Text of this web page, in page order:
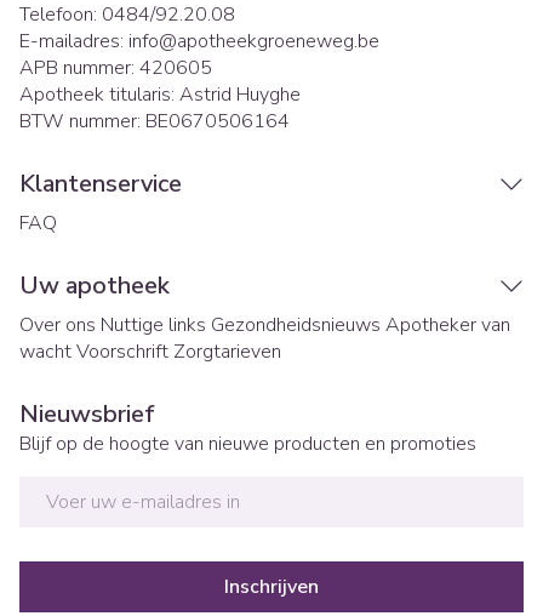
Telefoon: 0484/92.20.08
E-mailadres: info@apotheekgroeneweg.be
APB nummer: 420605
Apotheek titularis: Astrid Huyghe
BTW nummer: BE0670506164
Klantenservice
FAQ
Uw apotheek
Over ons Nuttige links Gezondheidsnieuws Apotheker van
wachtVoorschrift Zorgtarieven
Nieuwsbrief
Blijf op de hoogte van nieuwe producten en promoties
Inschrijven